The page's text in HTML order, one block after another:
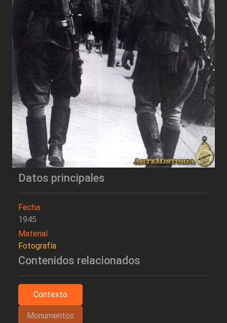
Datos principales
Fecha
1945
Material
Fotografía
Contenidos relacionados
Contexto
Monumentos